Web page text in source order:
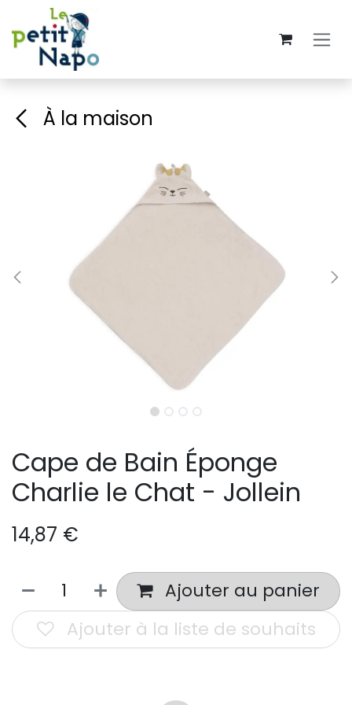
Se rendre au contenu
À la maison
Cape de Bain Éponge
Charlie le Chat - Jollein
14,87 €
Ajouter au panier
Ajouter à la liste de souhaits